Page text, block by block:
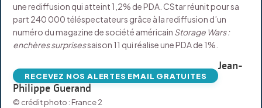
une rediffusion qui atteint 1,2% de PDA. CStar réunit pour sa
part 240 000 téléspectateurs grâce à la rediffusion d’un
numéro du magazine de société américain Storage Wars :
enchères surprisessaison 11 qui réalise une PDA de 1%.
RECEVEZ NOS ALERTES EMAIL GRATUITES
Jean-
Philippe Guerand
© crédit photo : France 2